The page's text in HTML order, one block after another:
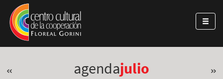
Pasar al contenido principal
Jump to main content
« agendajulio »